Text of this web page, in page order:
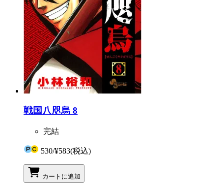
戦国八咫烏 8
完結
530/¥583(税込)
カートに追加